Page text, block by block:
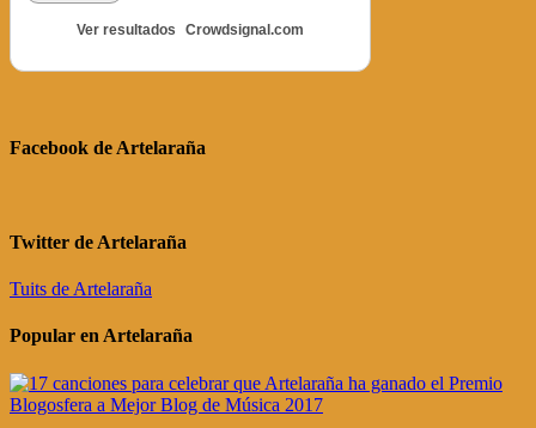
Ver resultados Crowdsignal.com
Facebook de Artelaraña
Twitter de Artelaraña
Tuits de Artelaraña
Popular en Artelaraña